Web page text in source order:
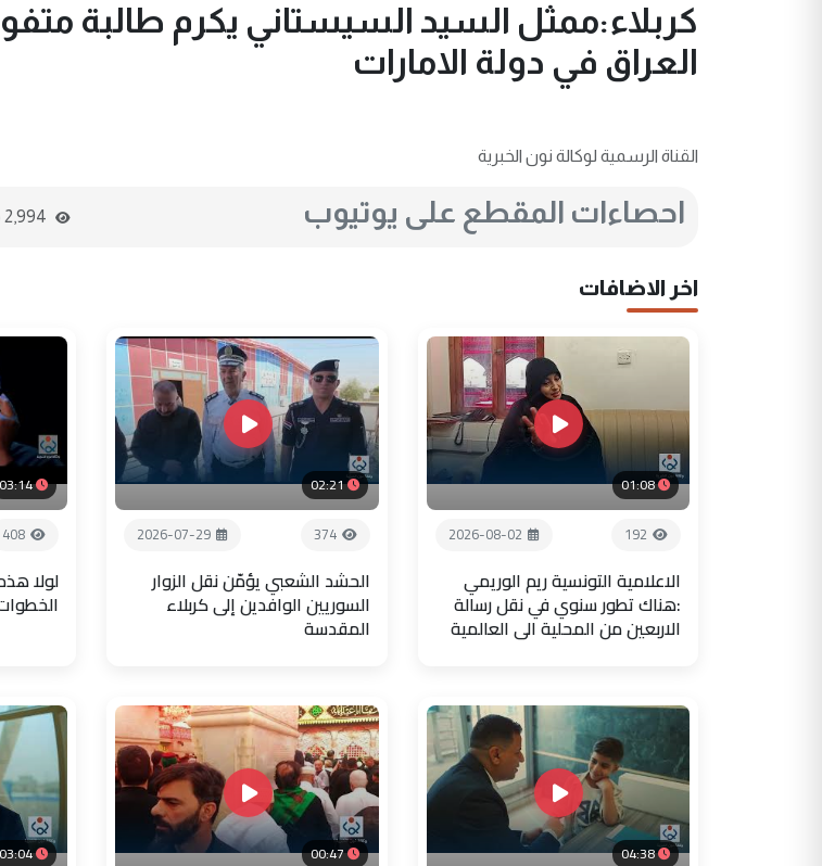
كربلاء:ممثل السيد السيستاني يكرم طالبة
العراق في دولة الامارات
القناة الرسمية لوكالة نون الخبرية
احصاءات المقطع على يوتيوب
اخر الاضافات
01:08
192
2026-08-02
الاعلامية التونسية ريم الوريمي
:هناك تطور سنوي في نقل رسالة
الاربعين من المحلية الى العالمية
02:21
374
2026-07-29
الحشد الشعبي يؤمّن نقل الزوار
السوريين الوافدين إلى كربلاء
المقدسة
03:14
408
لولا
04:38
00:47
03:04